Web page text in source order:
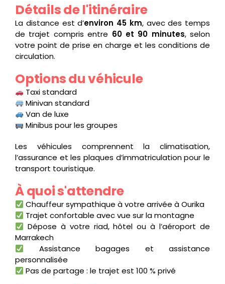
Détails de l'itinéraire
La distance est d’environ 45 km, avec des temps
de trajet compris entre 60 et 90 minutes, selon
votre point de prise en charge et les conditions de
circulation.
Options du véhicule
Taxi standard
Minivan standard
Van de luxe
Minibus pour les groupes
Les véhicules comprennent la climatisation,
l’assurance et les plaques d’immatriculation pour le
transport touristique.
À quoi s'attendre
Chauffeur sympathique à votre arrivée à Ourika
Trajet confortable avec vue sur la montagne
Dépose à votre riad, hôtel ou à l’aéroport de
Marrakech
Assistance bagages et assistance
personnalisée
Pas de partage : le trajet est 100 % privé